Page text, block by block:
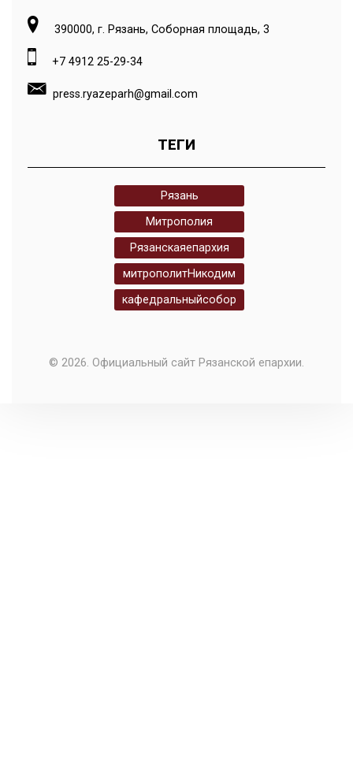
390000, г. Рязань, Соборная площадь, 3
+7 4912 25-29-34
press.ryazeparh@gmail.com
ТЕГИ
Рязань
Митрополия
Рязанскаяепархия
митрополитНикодим
кафедральныйсобор
© 2026. Официальный сайт Рязанской епархии.